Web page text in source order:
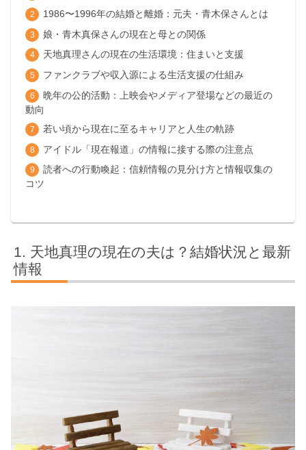
1986〜1996年の結婚と離婚：元夫・青木保さんとは
娘・青木真保さんの現在と母との関係
天地真理さんの現在の生活環境：住まいと支援
ファンクラブや収入源による生活支援の仕組み
晩年の公的活動：上映会やメディア登場などの最近の
動向
若い頃から現在に至るキャリアと人生の軌跡
アイドル「現在報道」の情報に接する際の注意点
読者への行動喚起：信頼情報の見分け方と情報収集の
コツ
天地真理の現在の夫は？結婚状況と最新
情報